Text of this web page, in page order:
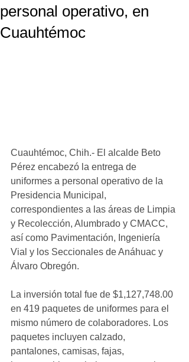
personal operativo, en
Cuauhtémoc
Cuauhtémoc, Chih.- El alcalde Beto
Pérez encabezó la entrega de
uniformes a personal operativo de la
Presidencia Municipal,
correspondientes a las áreas de Limpia
y Recolección, Alumbrado y CMACC,
así como Pavimentación, Ingeniería
Vial y los Seccionales de Anáhuac y
Álvaro Obregón.
La inversión total fue de $1,127,748.00
en 419 paquetes de uniformes para el
mismo número de colaboradores. Los
paquetes incluyen calzado,
pantalones, camisas, fajas,